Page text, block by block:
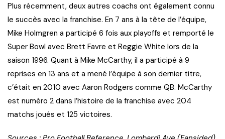
Plus récemment, deux autres coachs ont également connu
le succès avec la franchise. En 7 ans à la tête de l’équipe,
Mike Holmgren a participé 6 fois aux playoffs et remporté le
Super Bowl avec Brett Favre et Reggie White lors de la
saison 1996. Quant à Mike McCarthy, il a participé à 9
reprises en 13 ans et a mené l’équipe à son dernier titre,
c’était en 2010 avec Aaron Rodgers comme QB. McCarthy
est numéro 2 dans l’histoire de la franchise avec 204
matchs joués et 125 victoires.